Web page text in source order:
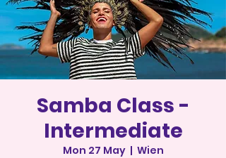
Samba Class -
Intermediate
Mon 27 May
  |
Wien